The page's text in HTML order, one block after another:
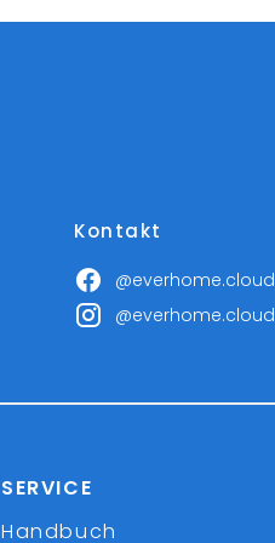
Kontakt
@everhome.cloud
@everhome.cloud
SERVICE
Handbuch